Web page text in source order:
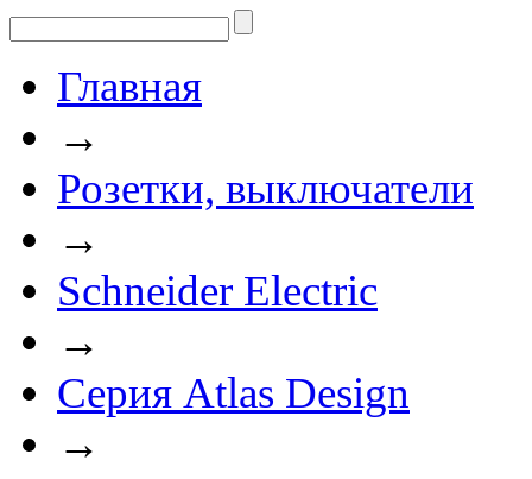
Главная
→
Розетки, выключатели
→
Schneider Electric
→
Серия Atlas Design
→